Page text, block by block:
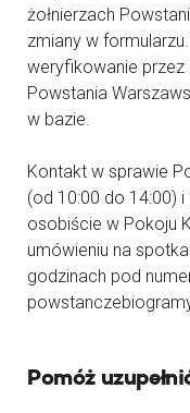
żołnierzach
zmiany w
weryfikowanie
Powstania
w bazie.
Kontakt w sprawie
(od 10:00 do 14:00)
osobiście w Pokoju
umówieniu na
godzinach pod
Pomóż